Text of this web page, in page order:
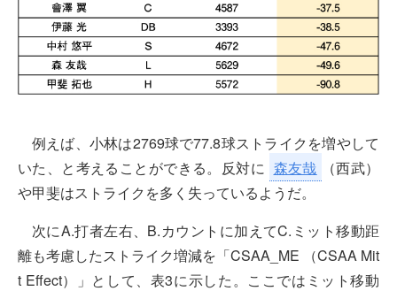
例えば、小林は2769球で77.8球ストライクを増やして
いた、と考えることができる。反対に 森友哉
（西武）
や甲斐はストライクを多く失っているようだ。
次にA.打者左右、B.カウントに加えてC.ミット移動距
離も考慮したストライク増減を「CSAA_ME （CSAA Mit
t Effect）」として、表3に示した。ここではミット移動